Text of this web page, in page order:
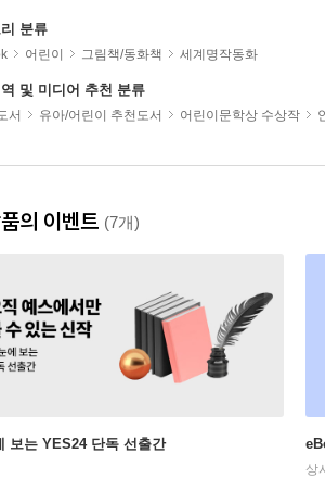
분류
어린이 그림책/동화책 세계명작동화
및 미디어 추천 분류
서 유아/어린이 추천도서 어린이문학상 수상작
의 이벤트 (7개)
보는 YES24 단독 선출간
상